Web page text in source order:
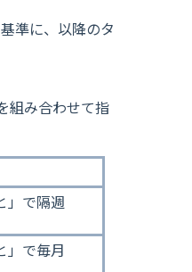
準に、以降のタ
組み合わせて指
」で隔週
」で毎月